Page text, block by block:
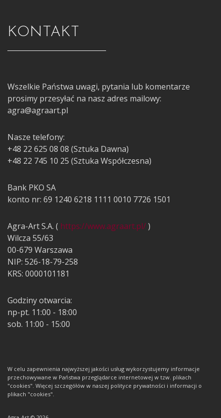
KONTAKT
Wszelkie Państwa uwagi, pytania lub komentarze
prosimy przesyłać na nasz adres mailowy:
agra@agraart.pl
Nasze telefony:
+48 22 625 08 08 (Sztuka Dawna)
+48 22 745 10 25 (Sztuka Współczesna)
Bank PKO SA
konto nr: 69 1240 6218 1111 0010 7726 1501
Agra-Art S.A. ( https://www.agraart.pl/)
Wilcza 55/63
00-679 Warszawa
NIP: 526-18-79-258
KRS: 0000101181
Godziny otwarcia:
np-pt. 11:00 - 18:00
sob. 11:00 - 15:00
W celu zapewnienia najwyższej jakości usług wykorzystujemy informacje
przechowywane w Państwa przeglądarce internetowej w tzw. plikach
"cookies". Więcej szczegółów w naszej polityce prywatności i informacji o
plikach "cookies".